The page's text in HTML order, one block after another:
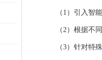
（1）引入智能
（2）根据不同
（3）针对特殊